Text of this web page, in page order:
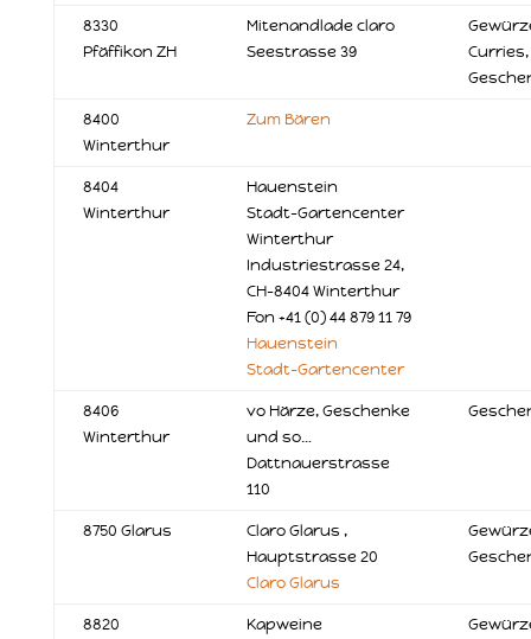
8330
Pfäffikon ZH
Mitenandlade claro
Seestrasse 39
Curries,
8400
Winterthur
Zum Bären
8404
Winterthur
Hauenstein
Stadt-Gartencenter
Winterthur
Industriestrasse 24,
CH-8404 Winterthur
Fon +41 (0) 44 879 11 79
Hauenstein
Stadt-Gartencenter
8406
Winterthur
vo Härze, Geschenke
und so…
Dattnauerstrasse
110
8750 Glarus
Claro Glarus ,
Hauptstrasse 20
Claro Glarus
8820
Kapweine